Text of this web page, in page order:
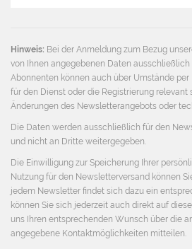
Hinweis: Bei der Anmeldung zum Bezug
von Ihnen angegebenen Daten
Abonnenten können auch über Umstände
für den Dienst oder die Registrierung relevant
Änderungen des Newsletterangebots oder
Die Daten werden ausschließlich für den
und nicht an Dritte weitergegeben.
Die Einwilligung zur Speicherung Ihrer
Nutzung für den Newsletterversand können
jedem Newsletter findet sich dazu ein
können Sie sich jederzeit auch direkt auf
uns Ihren entsprechenden Wunsch über die
angegebene Kontaktmöglichkeiten mitteilen.